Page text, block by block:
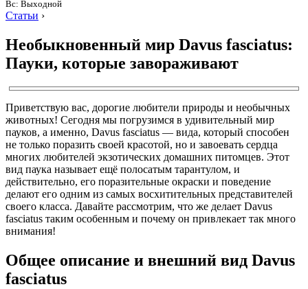
Вс: Выходной
Статьи ›
Необыкновенный мир Davus fasciatus:
Пауки, которые завораживают
Приветствую вас, дорогие любители природы и необычных
животных! Сегодня мы погрузимся в удивительный мир
пауков, а именно, Davus fasciatus — вида, который способен
не только поразить своей красотой, но и завоевать сердца
многих любителей экзотических домашних питомцев. Этот
вид паука называет ещё полосатым тарантулом, и
действительно, его поразительные окраски и поведение
делают его одним из самых восхитительных представителей
своего класса. Давайте рассмотрим, что же делает Davus
fasciatus таким особенным и почему он привлекает так много
внимания!
Общее описание и внешний вид Davus
fasciatus